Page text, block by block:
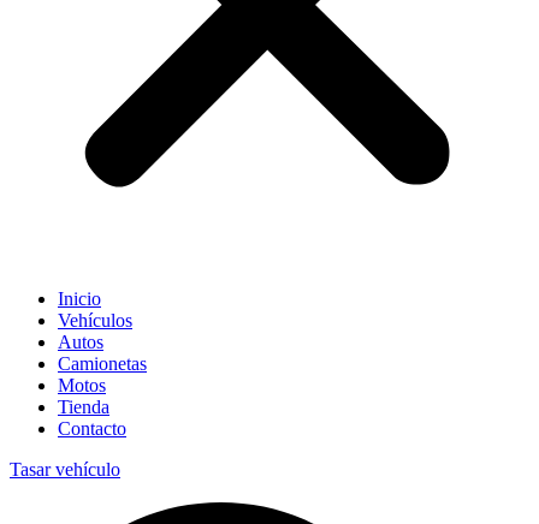
Inicio
Vehículos
Autos
Camionetas
Motos
Tienda
Contacto
Tasar vehículo